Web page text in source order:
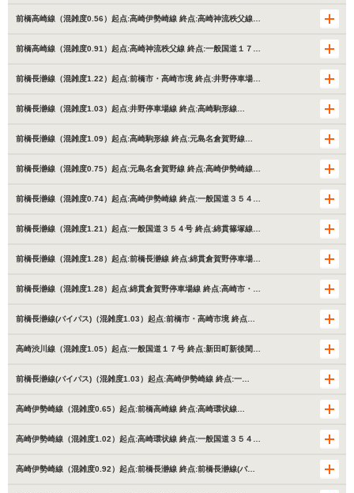
前橋高崎線（混雑度0.56）起点:高崎伊勢崎線 終点:高崎神流秩父線…
前橋高崎線（混雑度0.91）起点:高崎神流秩父線 終点:一般国道１７…
前橋長瀞線（混雑度1.22）起点:前橋市・高崎市境 終点:井野停車場…
前橋長瀞線（混雑度1.03）起点:井野停車場線 終点:高崎駒形線…
前橋長瀞線（混雑度1.09）起点:高崎駒形線 終点:元島名倉賀野線…
前橋長瀞線（混雑度0.75）起点:元島名倉賀野線 終点:高崎伊勢崎線…
前橋長瀞線（混雑度0.74）起点:高崎伊勢崎線 終点:一般国道３５４…
前橋長瀞線（混雑度1.21）起点:一般国道３５４号 終点:綿貫篠塚線…
前橋長瀞線（混雑度1.28）起点:前橋長瀞線 終点:綿貫倉賀野停車場…
前橋長瀞線（混雑度1.28）起点:綿貫倉賀野停車場線 終点:高崎市・…
前橋長瀞線(バイパス)（混雑度1.03）起点:前橋市・高崎市境 終点…
高崎渋川線（混雑度1.05）起点:一般国道１７号 終点:新田町新後閑…
前橋長瀞線(バイパス)（混雑度1.03）起点:高崎伊勢崎線 終点:一…
高崎伊勢崎線（混雑度0.65）起点:前橋高崎線 終点:高崎環状線…
高崎伊勢崎線（混雑度1.02）起点:高崎環状線 終点:一般国道３５４…
高崎伊勢崎線（混雑度0.92）起点:前橋長瀞線 終点:前橋長瀞線(バ…